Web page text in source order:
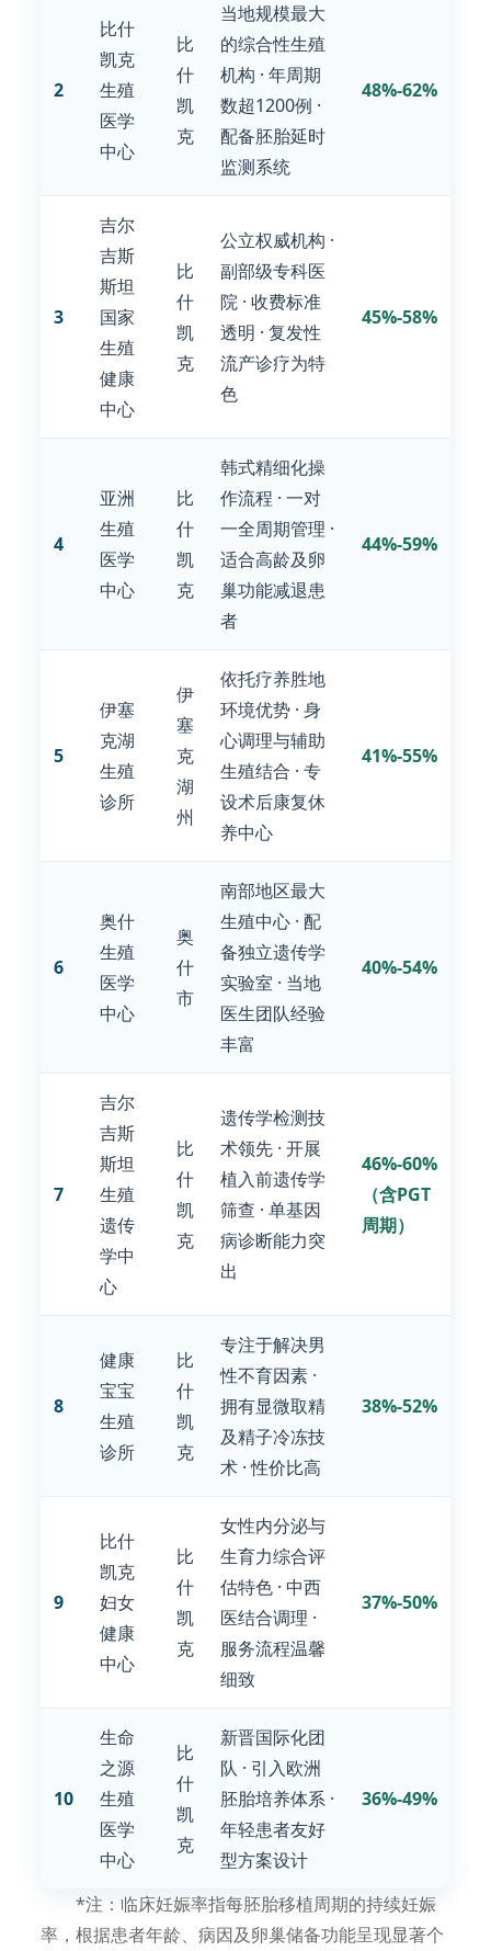
2
比什
凯克
生殖
医学
中心
比
什
凯
克
当地规模最大
的综合性生殖
机构 · 年周期
数超1200例 ·
配备胚胎延时
监测系统
48%-62%
3
吉尔
吉斯
斯坦
国家
生殖
健康
中心
比
什
凯
克
公立权威机构 ·
副部级专科医
院 · 收费标准
透明 · 复发性
流产诊疗为特
色
45%-58%
4
亚洲
生殖
医学
中心
比
什
凯
克
韩式精细化操
作流程 · 一对
一全周期管理 ·
适合高龄及卵
巢功能减退患
者
44%-59%
5
伊塞
克湖
生殖
诊所
伊
塞
克
湖
州
依托疗养胜地
环境优势 · 身
心调理与辅助
生殖结合 · 专
设术后康复休
养中心
41%-55%
6
奥什
生殖
医学
中心
奥
什
市
南部地区最大
生殖中心 · 配
备独立遗传学
实验室 · 当地
医生团队经验
丰富
40%-54%
7
吉尔
吉斯
斯坦
生殖
遗传
学中
心
比
什
凯
克
遗传学检测技
术领先 · 开展
植入前遗传学
筛查 · 单基因
病诊断能力突
出
46%-60%
（含PGT
周期）
8
健康
宝宝
生殖
诊所
比
什
凯
克
专注于解决男
性不育因素 ·
拥有显微取精
及精子冷冻技
术 · 性价比高
38%-52%
9
比什
凯克
妇女
健康
中心
比
什
凯
克
女性内分泌与
生育力综合评
估特色 · 中西
医结合调理 ·
服务流程温馨
细致
37%-50%
10
生命
之源
生殖
医学
中心
比
什
凯
克
新晋国际化团
队 · 引入欧洲
胚胎培养体系 ·
年轻患者友好
型方案设计
36%-49%
*注：临床妊娠率指每胚胎移植周期的持续妊娠
率，根据患者年龄、病因及卵巢储备功能呈现显著个